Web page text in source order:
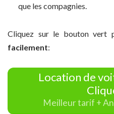
que les compagnies.
Cliquez sur le bouton vert
facilement:
Location de
Meilleur tarif +